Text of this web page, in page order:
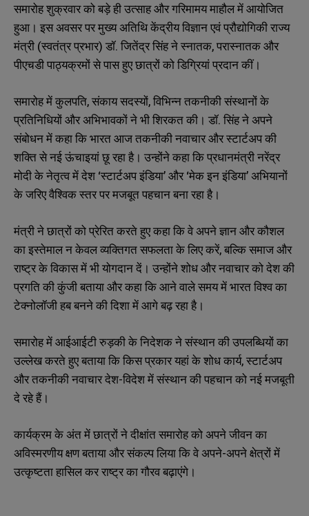
समारोह शुक्रवार को बड़े ही उत्साह और गरिमामय माहौल में आयोजित
हुआ। इस अवसर पर मुख्य अतिथि केंद्रीय विज्ञान एवं प्रौद्योगिकी राज्य
मंत्री (स्वतंत्र प्रभार) डॉ. जितेंद्र सिंह ने स्नातक, परास्नातक और
पीएचडी पाठ्यक्रमों से पास हुए छात्रों को डिग्रियां प्रदान कीं।
समारोह में कुलपति, संकाय सदस्यों, विभिन्न तकनीकी संस्थानों के
प्रतिनिधियों और अभिभावकों ने भी शिरकत की। डॉ. सिंह ने अपने
संबोधन में कहा कि भारत आज तकनीकी नवाचार और स्टार्टअप की
शक्ति से नई ऊंचाइयां छू रहा है। उन्होंने कहा कि प्रधानमंत्री नरेंद्र
मोदी के नेतृत्व में देश ‘स्टार्टअप इंडिया’ और ‘मेक इन इंडिया’ अभियानों
के जरिए वैश्विक स्तर पर मजबूत पहचान बना रहा है।
मंत्री ने छात्रों को प्रेरित करते हुए कहा कि वे अपने ज्ञान और कौशल
का इस्तेमाल न केवल व्यक्तिगत सफलता के लिए करें, बल्कि समाज और
राष्ट्र के विकास में भी योगदान दें। उन्होंने शोध और नवाचार को देश की
प्रगति की कुंजी बताया और कहा कि आने वाले समय में भारत विश्व का
टेक्नोलॉजी हब बनने की दिशा में आगे बढ़ रहा है।
समारोह में आईआईटी रुड़की के निदेशक ने संस्थान की उपलब्धियों का
उल्लेख करते हुए बताया कि किस प्रकार यहां के शोध कार्य, स्टार्टअप
और तकनीकी नवाचार देश-विदेश में संस्थान की पहचान को नई मजबूती
दे रहे हैं।
कार्यक्रम के अंत में छात्रों ने दीक्षांत समारोह को अपने जीवन का
अविस्मरणीय क्षण बताया और संकल्प लिया कि वे अपने-अपने क्षेत्रों में
उत्कृष्टता हासिल कर राष्ट्र का गौरव बढ़ाएंगे।